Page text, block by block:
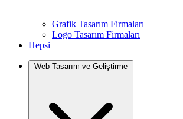
Grafik Tasarım Firmaları
Logo Tasarım Firmaları
Hepsi
Web Tasarım ve Geliştirme